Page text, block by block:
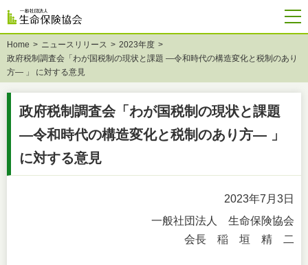
Home ニュースリリース
2023年度
政府税制調査会「わが国税制の現状と課題 ―令和時代の構造変化と税制のあり
方― 」 に対する意見
政府税制調査会「わが国税制の現状と課題
―令和時代の構造変化と税制のあり方― 」
に対する意見
2023年7月3日
一般社団法人 生命保険協会
会長 稲 垣 精 二